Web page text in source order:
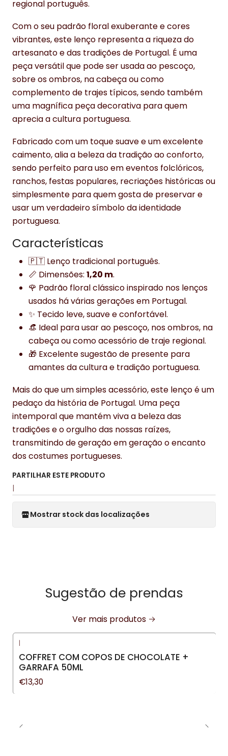
regional português.
Com o seu padrão floral exuberante e cores
vibrantes, este lenço representa a riqueza do
artesanato e das tradições de Portugal. É uma
peça versátil que pode ser usada ao pescoço,
sobre os ombros, na cabeça ou como
complemento de trajes típicos, sendo também
uma magnífica peça decorativa para quem
aprecia a cultura portuguesa.
Fabricado com um toque suave e um excelente
caimento, alia a beleza da tradição ao conforto,
sendo perfeito para uso em eventos folclóricos,
ranchos, festas populares, recriações históricas ou
simplesmente para quem gosta de preservar e
usar um verdadeiro símbolo da identidade
portuguesa.
Características
🇵🇹 Lenço tradicional português.
📏 Dimensões: 1,20 m.
🌹 Padrão floral clássico inspirado nos lenços
usados há várias gerações em Portugal.
✨ Tecido leve, suave e confortável.
👒 Ideal para usar ao pescoço, nos ombros, na
cabeça ou como acessório de traje regional.
🎁 Excelente sugestão de presente para
amantes da cultura e tradição portuguesa.
Mais do que um simples acessório, este lenço é um
pedaço da história de Portugal. Uma peça
intemporal que mantém viva a beleza das
tradições e o orgulho das nossas raízes,
transmitindo de geração em geração o encanto
dos costumes portugueses.
PARTILHAR ESTE PRODUTO
|
Mostrar stock das localizações
Sugestão de prendas
Ver mais produtos
|
COFFRET COM COPOS DE CHOCOLATE +
GARRAFA 50ML
€13,30